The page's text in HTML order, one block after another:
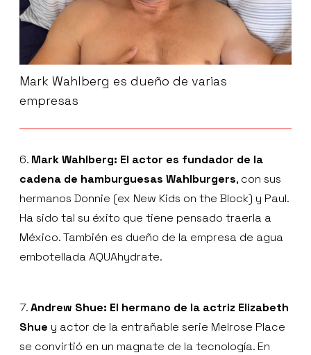
Mark Wahlberg es dueño de varias
empresas
6. Mark Wahlberg: El actor es fundador de la
cadena de hamburguesas Wahlburgers, con sus
hermanos Donnie (ex New Kids on the Block) y Paul.
Ha sido tal su éxito que tiene pensado traerla a
México. También es dueño de la empresa de agua
embotellada AQUAhydrate.
7.Andrew Shue: El hermano de la actriz Elizabeth
Shue y actor de la entrañable serie Melrose Place
se convirtió en un magnate de la tecnología. En